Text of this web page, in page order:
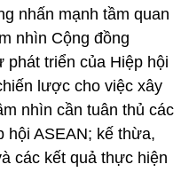
nhấn mạnh tầm quan
nhìn Cộng đồng
phát triển của Hiệp hội
lược cho việc xây
nhìn cần tuân thủ các
hội ASEAN; kế thừa,
các kết quả thực hiện